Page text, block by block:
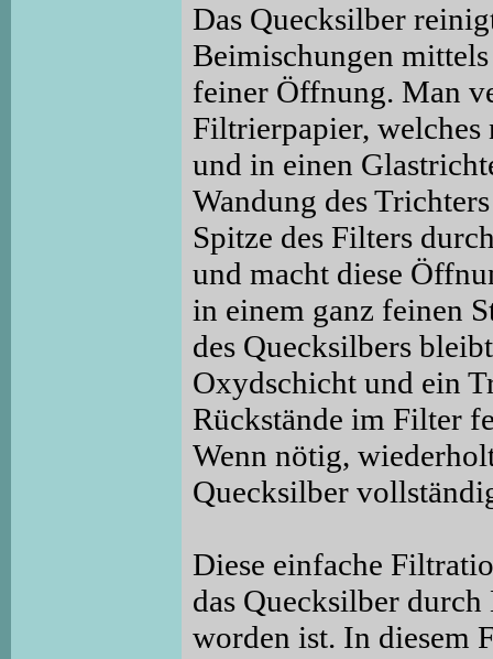
Das Quecksilber
Beimischungen
feiner Öffnung. Man
Filtrierpapier, welches
und in einen
Wandung des
Spitze des Filters
und macht diese
in einem ganz feinen
des Quecksilbers
Oxydschicht und ein
Rückstände im Filter
Wenn nötig,
Quecksilber
Diese einfache
das Quecksilber
worden ist. In diesem